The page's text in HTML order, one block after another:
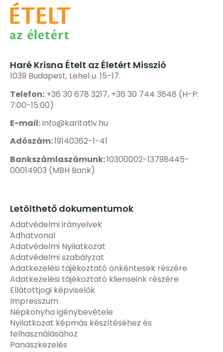
Haré Krisna Ételt az Életért Misszió
1039 Budapest, Lehel u. 15-17.
Telefon: +36 30 678 3217, +36 30 744 3648 (H-P:
7:00-15:00)
E-mail:info@karitativ.hu
Adószám:19140362-1-41
Bankszámlaszámunk:10300002-13798445-
00014903 (MBH Bank)
Letölthető dokumentumok
Adatvédelmi irányelvek
Adhatvonal
Adatvédelmi Nyilatkozat
Adatvédelmi szabályzat
Adatkezelési tájékoztató önkéntesek részére
Adatkezelési tájékoztató klienseink részére
Ellátottjogi képviselők
Impresszum
Népkonyha igénybevétele
Nyilatkozat képmás készítéséhez és
felhasználásához
Panaszkezelés